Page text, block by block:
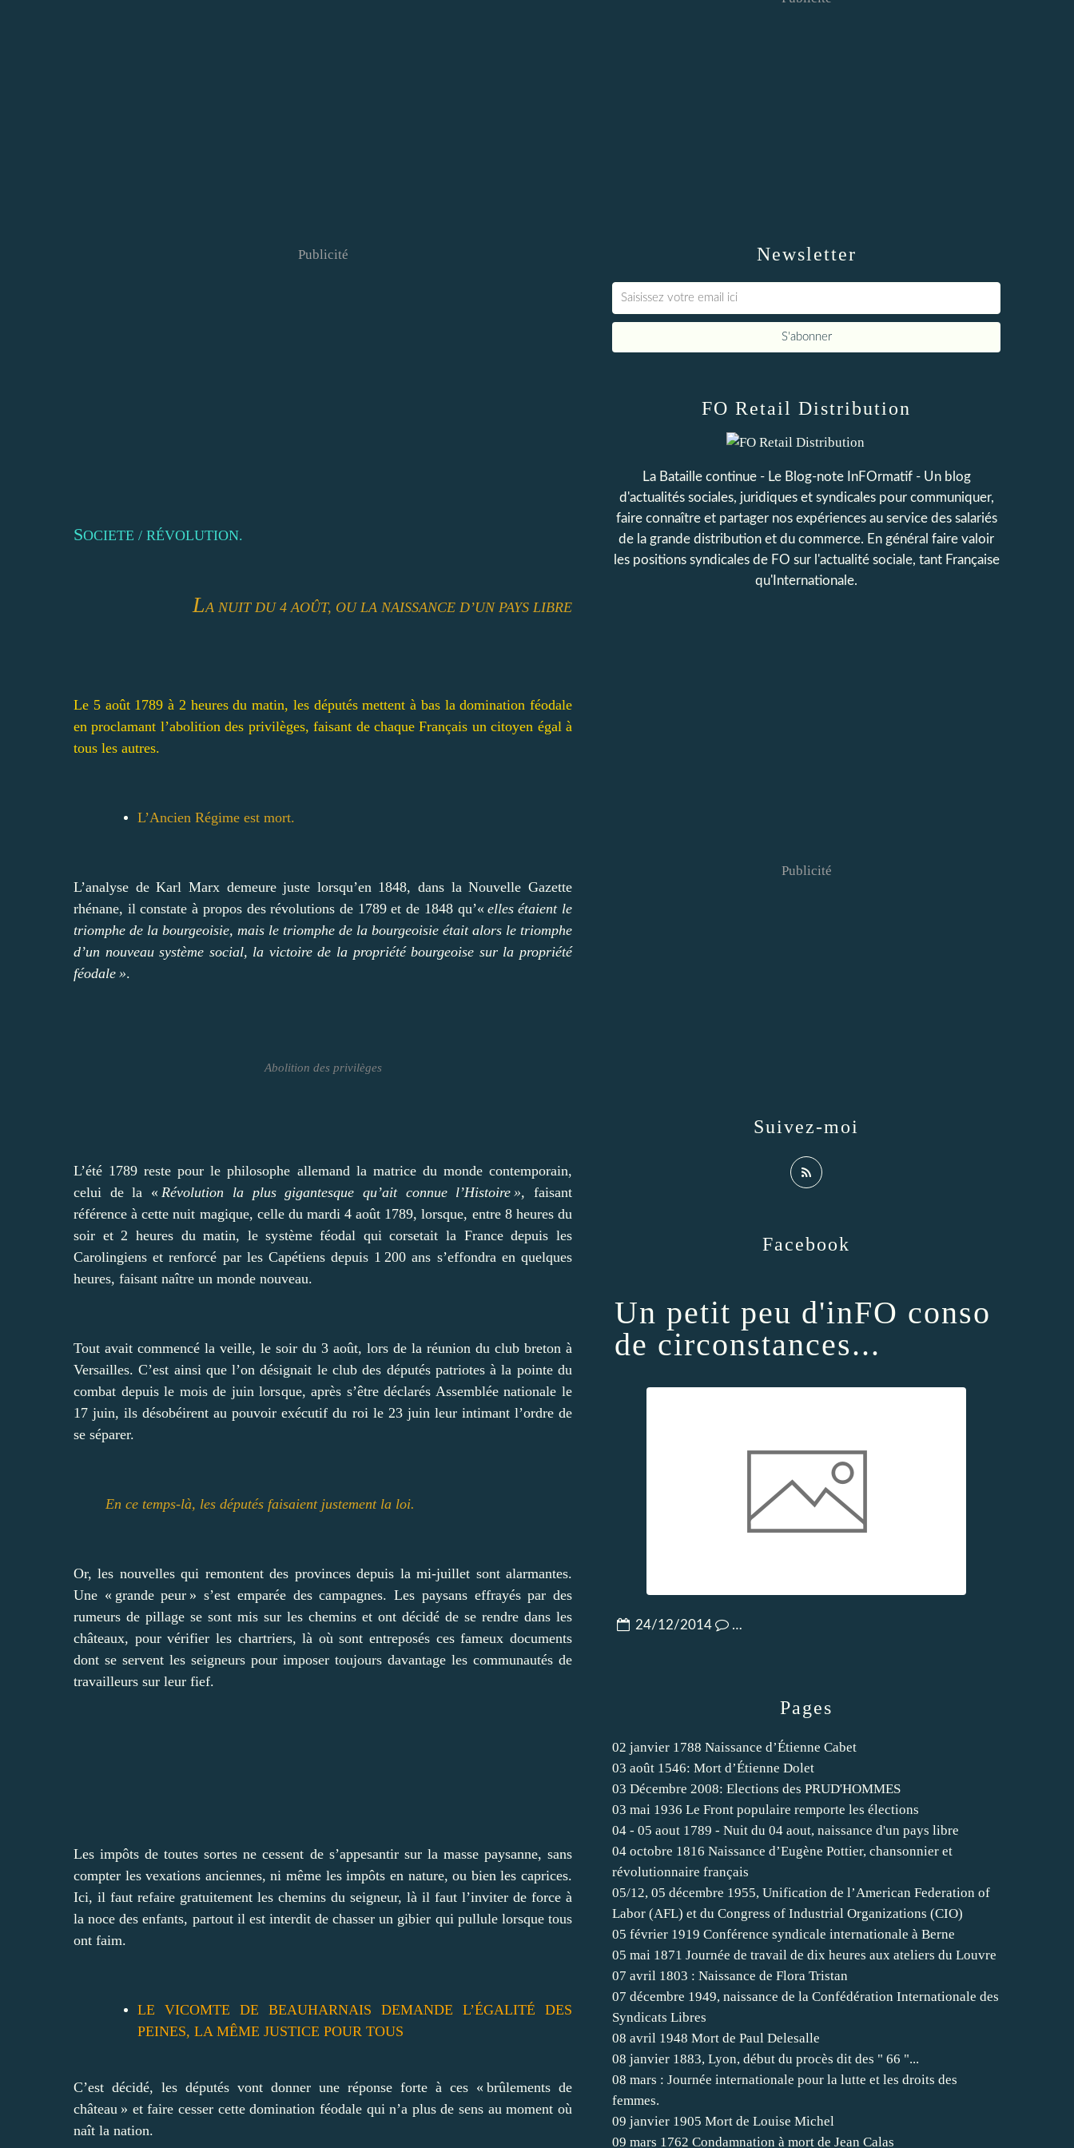
Publicité
SOCIETE / RÉVOLUTION.
LA NUIT DU 4 AOÛT, OU LA NAISSANCE D’UN PAYS LIBRE
Le 5 août 1789 à 2 heures du matin, les députés mettent à bas la domination féodale
en proclamant l’abolition des privilèges, faisant de chaque Français un citoyen égal à
tous les autres.
L’Ancien Régime est mort.
L’analyse de Karl Marx demeure juste lorsqu’en 1848, dans la Nouvelle Gazette
rhénane, il constate à propos des révolutions de 1789 et de 1848 qu’« elles étaient le
triomphe de la bourgeoisie, mais le triomphe de la bourgeoisie était alors le triomphe
d’un nouveau système social, la victoire de la propriété bourgeoise sur la propriété
féodale ».
Abolition des privilèges
L’été 1789 reste pour le philosophe allemand la matrice du monde contemporain,
celui de la « Révolution la plus gigantesque qu’ait connue l’Histoire »,
faisant
référence à cette nuit magique, celle du mardi 4 août 1789, lorsque, entre 8 heures du
soir et 2 heures du matin, le système féodal qui corsetait la France depuis les
Carolingiens et renforcé par les Capétiens depuis 1 200 ans s’effondra en quelques
heures, faisant naître un monde nouveau.
Tout avait commencé la veille, le soir du 3 août, lors de la réunion du club breton à
Versailles. C’est ainsi que l’on désignait le club des députés patriotes à la pointe du
combat depuis le mois de juin lorsque, après s’être déclarés Assemblée nationale le
17 juin, ils désobéirent au pouvoir exécutif du roi le 23 juin leur intimant l’ordre de
se séparer.
En ce temps-là, les députés faisaient justement la loi.
Or, les nouvelles qui remontent des provinces depuis la mi-juillet sont alarmantes.
Une « grande peur » s’est emparée des campagnes. Les paysans effrayés par des
rumeurs de pillage se sont mis sur les chemins et ont décidé de se rendre dans les
châteaux, pour vérifier les chartriers, là où sont entreposés ces fameux documents
dont se servent les seigneurs pour imposer toujours davantage les communautés de
travailleurs sur leur fief.
Les impôts de toutes sortes ne cessent de s’appesantir sur la masse paysanne, sans
compter les vexations anciennes, ni même les impôts en nature, ou bien les caprices.
Ici, il faut refaire gratuitement les chemins du seigneur, là il faut l’inviter de force à
la noce des enfants, partout il est interdit de chasser un gibier qui pullule lorsque tous
ont faim.
LE VICOMTE DE BEAUHARNAIS DEMANDE L’ÉGALITÉ DES
PEINES, LA MÊME JUSTICE POUR TOUS
C’est décidé, les députés vont donner une réponse forte à ces « brûlements de
château » et faire cesser cette domination féodale qui n’a plus de sens au moment où
naît la nation.
Newsletter
Pages
02 janvier 1788 Naissance d’Étienne Cabet
03 août 1546: Mort d’Étienne Dolet
03 Décembre 2008: Elections des PRUD'HOMMES
03 mai 1936 Le Front populaire remporte les élections
04 - 05 aout 1789 - Nuit du 04 aout, naissance d'un pays libre
04 octobre 1816 Naissance d’Eugène Pottier, chansonnier et
révolutionnaire français
05/12, 05 décembre 1955, Unification de l’American Federation of
Labor (AFL) et du Congress of Industrial Organizations (CIO)
05 février 1919 Conférence syndicale internationale à Berne
05 mai 1871 Journée de travail de dix heures aux ateliers du Louvre
07 avril 1803 : Naissance de Flora Tristan
07 décembre 1949, naissance de la Confédération Internationale des
Syndicats Libres
08 avril 1948 Mort de Paul Delesalle
08 janvier 1883, Lyon, début du procès dit des " 66 "...
08 mars : Journée internationale pour la lutte et les droits des
femmes.
09 janvier 1905 Mort de Louise Michel
09 mars 1762 Condamnation à mort de Jean Calas
FO Retail Distribution
La Bataille continue - Le Blog-note InFOrmatif - Un blog
d'actualités sociales, juridiques et syndicales pour communiquer,
faire connaître et partager nos expériences au service des salariés
de la grande distribution et du commerce. En général faire valoir
les positions syndicales de FO sur l'actualité sociale, tant Française
qu'Internationale.
Suivez-moi
Facebook
Un petit peu d'inFO conso
de circonstances...
24/12/2014 …
Publicité